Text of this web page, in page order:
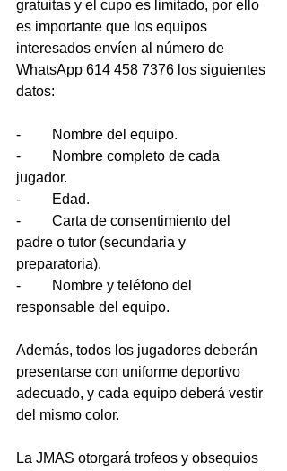
gratuitas y el cupo es limitado, por ello
es importante que los equipos
interesados envíen al número de
WhatsApp 614 458 7376 los siguientes
datos:
-	Nombre del equipo.
-	Nombre completo de cada
jugador.
-	Edad.
-	Carta de consentimiento del
padre o tutor (secundaria y
preparatoria).
-	Nombre y teléfono del
responsable del equipo.
Además, todos los jugadores deberán
presentarse con uniforme deportivo
adecuado, y cada equipo deberá vestir
del mismo color.
La JMAS otorgará trofeos y obsequios